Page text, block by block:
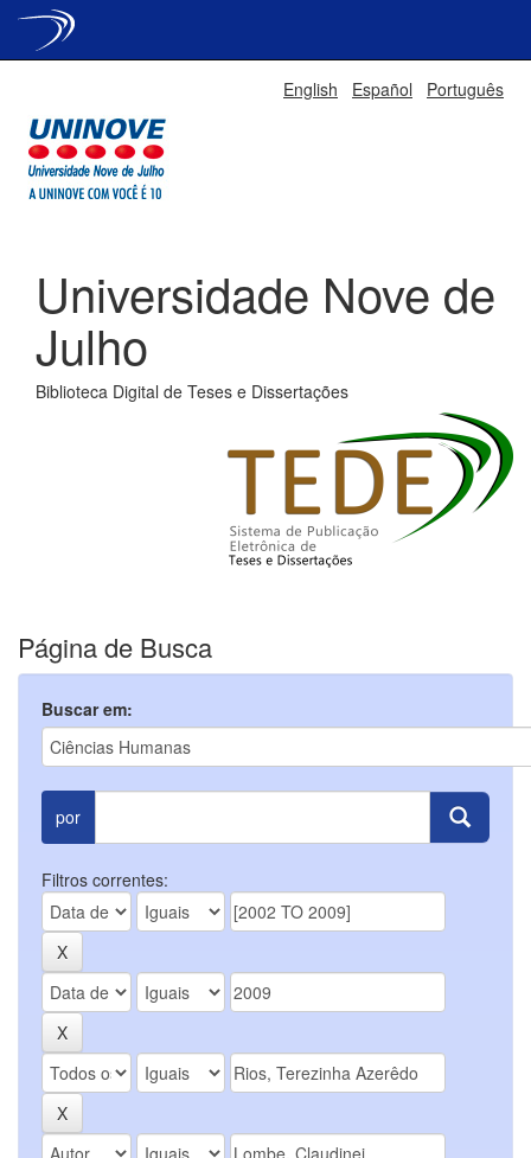
English Español Português
Universidade Nove de
Julho
Biblioteca Digital de Teses e Dissertações
Página de Busca
Buscar em:
por
Filtros correntes: